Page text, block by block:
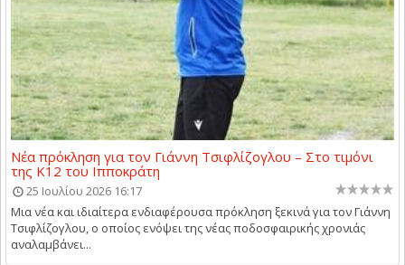
Νέα πρόκληση για τον Γιάννη Τσιφλίζογλου – Στο τιμόνι
της Κ12 του Ιπποκράτη
25 Ιουλίου 2026 16:17
Μια νέα και ιδιαίτερα ενδιαφέρουσα πρόκληση ξεκινά για τον Γιάννη
Τσιφλίζογλου, ο οποίος ενόψει της νέας ποδοσφαιρικής χρονιάς
αναλαμβάνει...